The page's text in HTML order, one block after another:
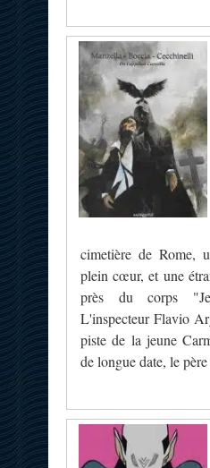
cimetière de Rome,
plein cœur, et une
près du corps
L'inspecteur Flavio
piste de la jeune
de longue date, le